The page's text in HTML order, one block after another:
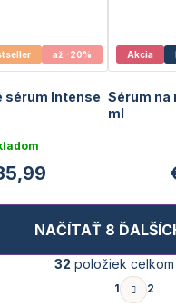
až -20%
sérum Intense
Priemerné
produktu
5,0
hviezdičiek.
Akcia
Sérum na
ml
NAČÍTAŤ 8
S
1 2
32 položiek celkom